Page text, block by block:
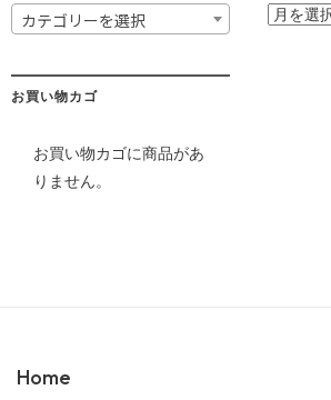
カテゴリーを選択
ア
お買い物カゴ
お買い物カゴに商品があ
りません。
Home